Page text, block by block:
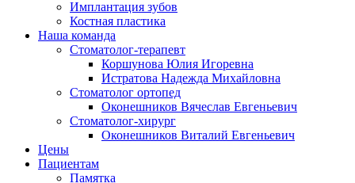
Имплантация зубов
Костная пластика
Наша команда
Стоматолог-терапевт
Коршунова Юлия Игоревна
Истратова Надежда Михайловна
Cтоматолог ортопед
Оконешников Вячеслав Евгеньевич
Cтоматолог-хирург
Оконешников Виталий Евгеньевич
Цены
Пациентам
Памятка